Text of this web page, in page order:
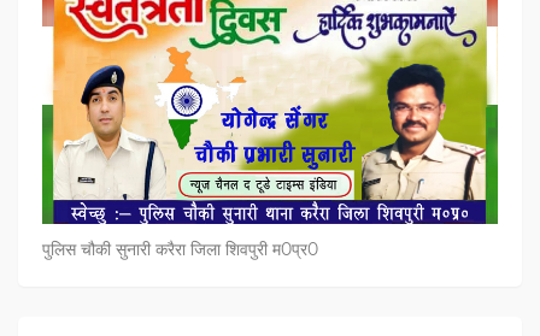
पुलिस चौकी सुनारी करैरा जिला शिवपुरी म0प्र0